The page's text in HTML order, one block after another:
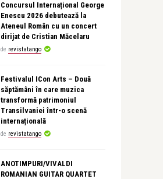
Concursul Internațional George
Enescu 2026 debutează la
Ateneul Român cu un concert
dirijat de Cristian Măcelaru
de revistatango
Festivalul ICon Arts – Două
săptămâni în care muzica
transformă patrimoniul
Transilvaniei într-o scenă
internațională
de revistatango
ANOTIMPURI/VIVALDI
ROMANIAN GUITAR QUARTET